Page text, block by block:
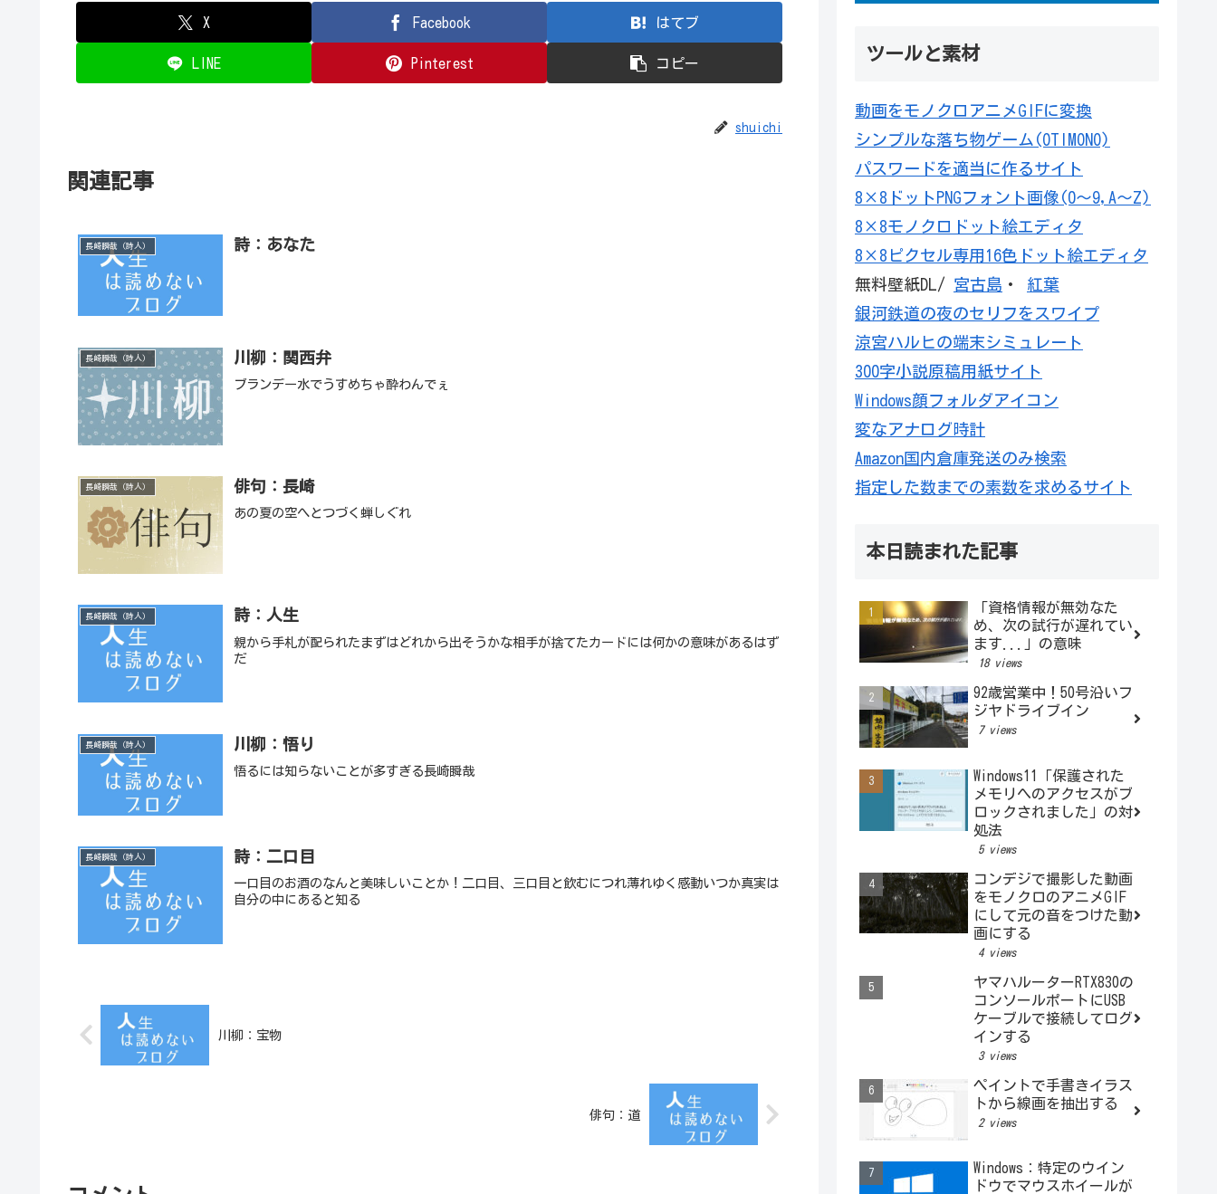
X Facebook はてブ
LINE Pinterest コピー
shuichi
関連記事
長崎瞬哉（詩人） 詩：あなた
長崎瞬哉（詩人） 川柳：関西弁
ブランデー水でうすめちゃ酔わんでぇ
長崎瞬哉（詩人） 俳句：長崎
あの夏の空へとつづく蝉しぐれ
長崎瞬哉（詩人） 詩：人生
親から手札が配られたまずはどれから出そうかな相手が捨てたカードには何かの意味があるはず
だ
長崎瞬哉（詩人） 川柳：悟り
悟るには知らないことが多すぎる長崎瞬哉
長崎瞬哉（詩人） 詩：二口目
一口目のお酒のなんと美味しいことか！二口目、三口目と飲むにつれ薄れゆく感動いつか真実は
自分の中にあると知る
川柳：宝物
俳句：道
ツールと素材
動画をモノクロアニメGIFに変換
シンプルな落ち物ゲーム(OTIMONO)
パスワードを適当に作るサイト
8×8ドットPNGフォント画像(0～9,A～Z)
8×8モノクロドット絵エディタ
8×8ピクセル専用16色ドット絵エディタ
無料壁紙DL/ 宮古島 ・ 紅葉
銀河鉄道の夜のセリフをスワイプ
涼宮ハルヒの端末シミュレート
300字小説原稿用紙サイト
Windows顔フォルダアイコン
変なアナログ時計
Amazon国内倉庫発送のみ検索
指定した数までの素数を求めるサイト
本日読まれた記事
「資格情報が無効なた
め、次の試行が遅れてい
ます...」の意味
18 views
92歳営業中！50号沿いフ
ジヤドライブイン
7 views
Windows11「保護された
メモリへのアクセスがブ
ロックされました」の対
処法
5 views
コンデジで撮影した動画
をモノクロのアニメGIF
にして元の音をつけた動
画にする
4 views
ヤマハルーターRTX830の
コンソールポートにUSB
ケーブルで接続してログ
インする
3 views
ペイントで手書きイラス
トから線画を抽出する
2 views
Windows：特定のウイン
ドウでマウスホイールが